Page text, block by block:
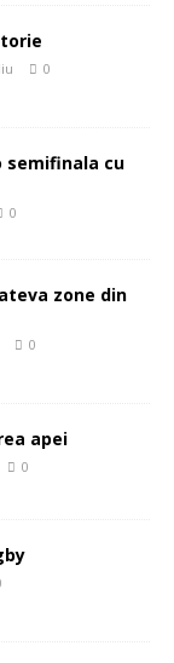
0
semifinala cu
0
zone din
0
apei
0